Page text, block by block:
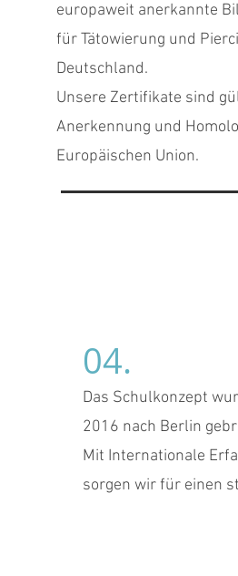
europaweit anerkannte
für Tätowierung und
Deutschland.
​Unsere Zertifikate sind
Anerkennung und
Europäischen Union.
04.
Das Schulkonzept
2016 nach Berlin
Mit Internationale
sorgen wir für einen